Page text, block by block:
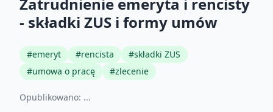
- składki ZUS i formy umów
#emeryt #rencista #składki ZUS
#umowa o pracę #zlecenie
Opublikowano: ...